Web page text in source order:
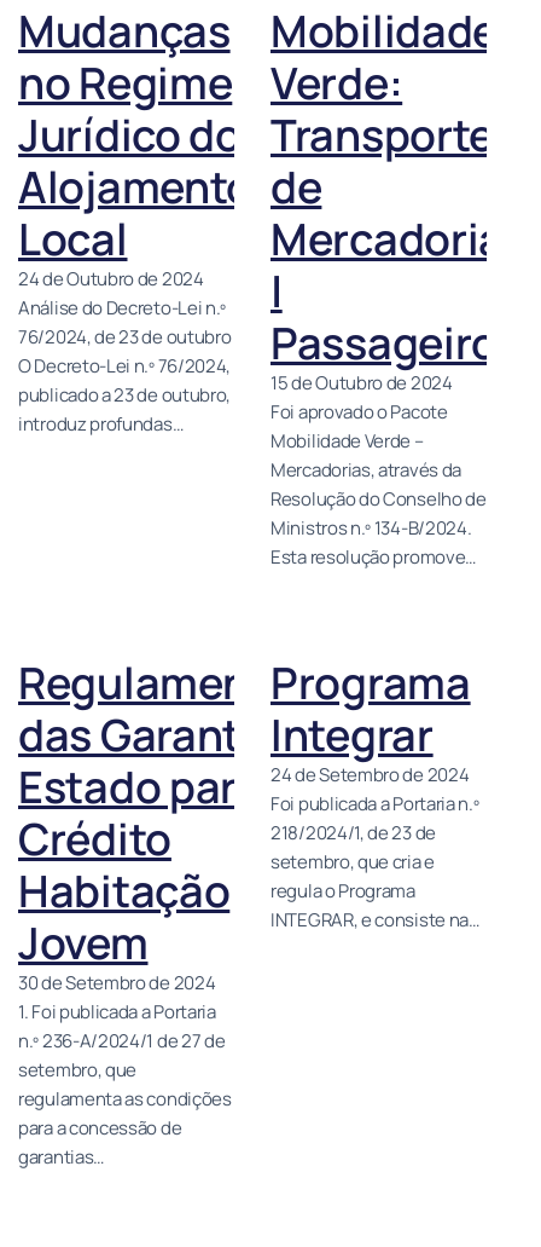
Mudanças
no Regime
Jurídico do
Alojamento
Local
24 de Outubro de 2024
Análise do Decreto-Lei n.º
76/2024, de 23 de outubro
O Decreto-Lei n.º 76/2024,
publicado a 23 de outubro,
introduz profundas…
Mobilidade
Verde:
Transporte
de
Mercadorias
|
Passageiros
15 de Outubro de 2024
Foi aprovado o Pacote
Mobilidade Verde –
Mercadorias, através da
Resolução do Conselho de
Ministros n.º 134-B/2024.
Esta resolução promove…
Regulamentação
das Garantias do
Estado para
Crédito
Habitação
Jovem
30 de Setembro de 2024
1. Foi publicada a Portaria
n.º 236-A/2024/1 de 27 de
setembro, que
regulamenta as condições
para a concessão de
garantias…
Programa
Integrar
24 de Setembro de 2024
Foi publicada a Portaria n.º
218/2024/1, de 23 de
setembro, que cria e
regula o Programa
INTEGRAR, e consiste na…